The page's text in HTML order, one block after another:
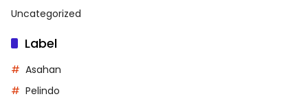
Uncategorized
Label
Asahan
Pelindo